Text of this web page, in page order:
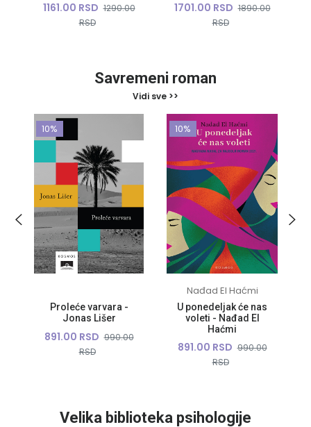
1161.00 RSD 1290.00
RSD
1701.00 RSD 1890.00
RSD
Savremeni roman
Vidi sve >>
10%
Proleće varvara -
Jonas Lišer
891.00 RSD 990.00
RSD
10%
Nađad El Haćmi
U ponedeljak će nas
voleti - Nađad El
Haćmi
891.00 RSD 990.00
RSD
Velika biblioteka psihologije